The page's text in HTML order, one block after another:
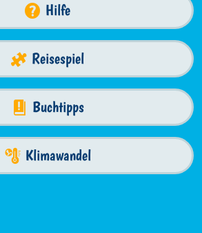
Hilfe
Reisespiel
Buchtipps
Klimawandel